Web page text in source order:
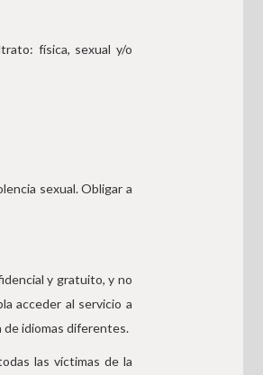
física, sexual y/o
sexual. Obligar a
y gratuito, y no
acceder al servicio a
de idiomas diferentes.
las víctimas de la